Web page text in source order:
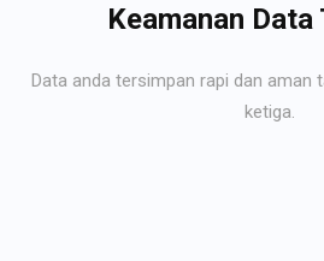
Keamanan Data
Data anda tersimpan rapi dan aman
ketiga.